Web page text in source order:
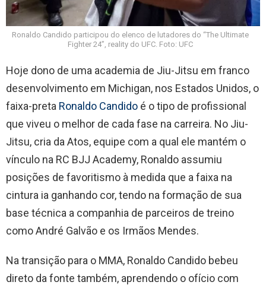
Ronaldo Candido participou do elenco de lutadores do “The Ultimate
Fighter 24”, reality do UFC. Foto: UFC
Hoje dono de uma academia de Jiu-Jitsu em franco
desenvolvimento em Michigan, nos Estados Unidos, o
faixa-preta Ronaldo Candido é o tipo de profissional
que viveu o melhor de cada fase na carreira. No Jiu-
Jitsu, cria da Atos, equipe com a qual ele mantém o
vínculo na RC BJJ Academy, Ronaldo assumiu
posições de favoritismo à medida que a faixa na
cintura ia ganhando cor, tendo na formação de sua
base técnica a companhia de parceiros de treino
como André Galvão e os Irmãos Mendes.
Na transição para o MMA, Ronaldo Candido bebeu
direto da fonte também, aprendendo o ofício com